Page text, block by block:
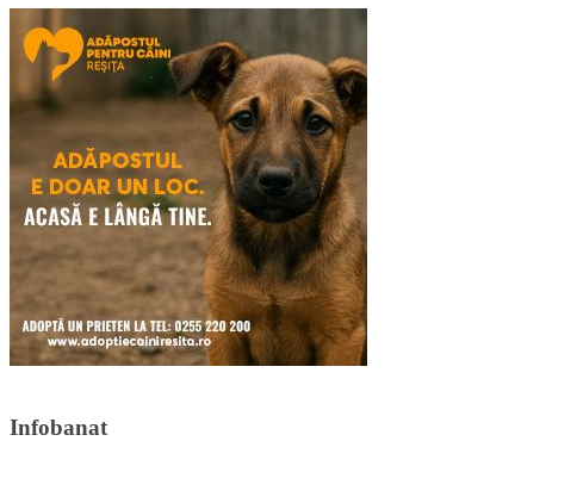
Infobanat